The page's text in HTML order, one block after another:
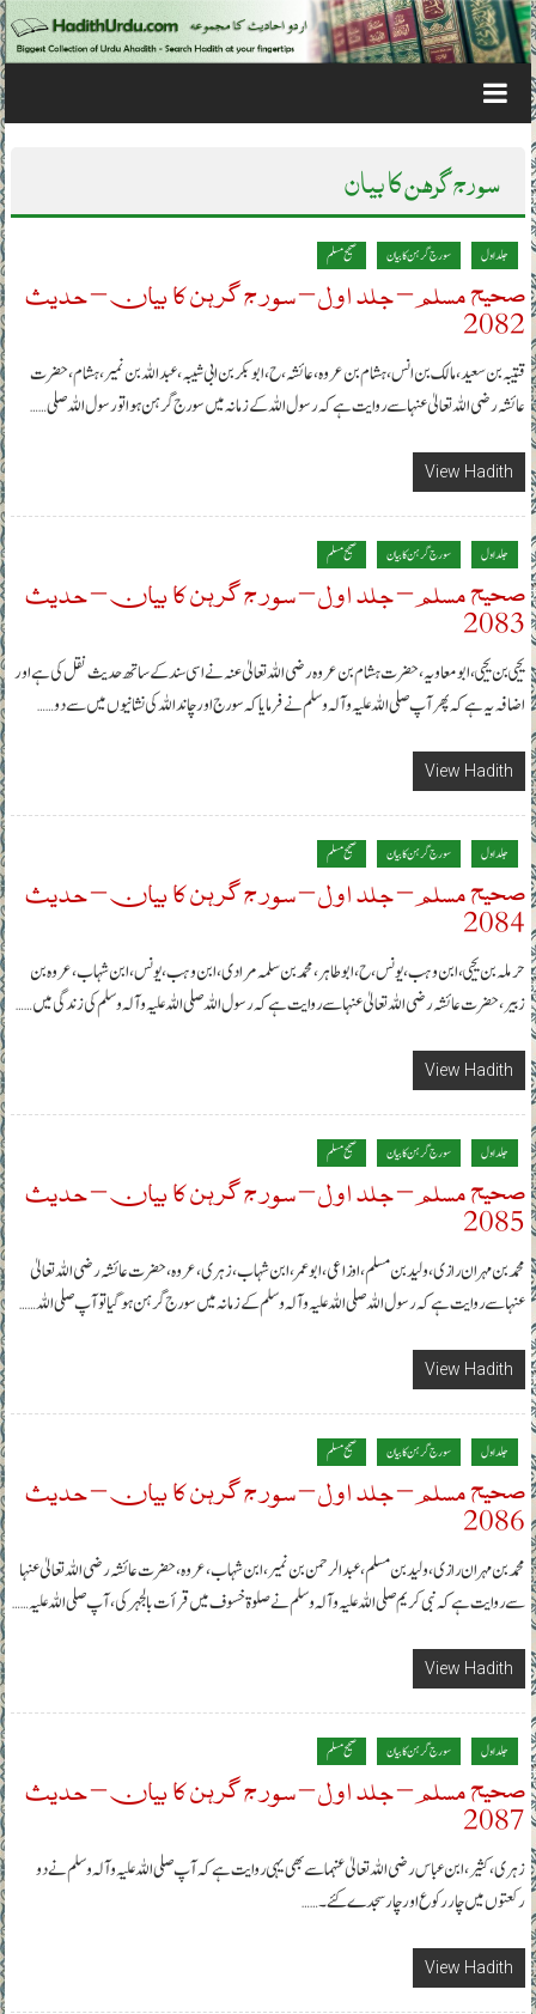
Skip to content
سورج گرہن کا بیان
جلد اول سورج گرہن کا بیان صحیح مسلم
صحیح مسلم – جلد اول – سورج گرہن کا بیان – حدیث
2082
قتیبہ بن سعید، مالک بن انس، ہشام بن عروہ، عائشہ، ح ، ابوبکر بن ابی شیبہ، عبداللہ بن نمیر، ہشام، حضرت
عائشہ رضی اللہ تعالیٰ عنہا سے روایت ہے کہ رسول اللہ کے زمانہ میں سورج گرہن ہوا تو رسول اللہ صلی……
View Hadith
جلد اول سورج گرہن کا بیان صحیح مسلم
صحیح مسلم – جلد اول – سورج گرہن کا بیان – حدیث
2083
یحیی بن یحیی، ابومعاویہ، حضرت ہشام بن عروہ رضی اللہ تعالیٰ عنہ نے اسی سند کے ساتھ حدیث نقل کی ہے اور
اضافہ یہ ہے کہ پھر آپ صلی اللہ علیہ وآلہ وسلم نے فرمایا کہ سورج اور چاند اللہ کی نشانیوں میں سے دو……
View Hadith
جلد اول سورج گرہن کا بیان صحیح مسلم
صحیح مسلم – جلد اول – سورج گرہن کا بیان – حدیث
2084
حرملہ بن یحیی، ابن وہب، یونس، ح ، ابوطاہر، محمد بن سلمہ مرادی، ابن وہب، یونس، ابن شہاب، عروہ بن
زبیر، حضرت عائشہ رضی اللہ تعالیٰ عنہا سے روایت ہے کہ رسول اللہ صلی اللہ علیہ وآلہ وسلم کی زندگی میں……
View Hadith
جلد اول سورج گرہن کا بیان صحیح مسلم
صحیح مسلم – جلد اول – سورج گرہن کا بیان – حدیث
2085
محمد بن مہران رازی، ولید بن مسلم، اوزاعی، ابوعمر، ابن شہاب، زہری، عروہ، حضرت عائشہ رضی اللہ تعالیٰ
عنہا سے روایت ہے کہ رسول اللہ صلی اللہ علیہ وآلہ وسلم کے زمانہ میں سورج گرہن ہوگیا تو آپ صلی اللہ……
View Hadith
جلد اول سورج گرہن کا بیان صحیح مسلم
صحیح مسلم – جلد اول – سورج گرہن کا بیان – حدیث
2086
محمد بن مہران رازی، ولید بن مسلم، عبدالرحمن بن نمیر، ابن شہاب، عروہ، حضرت عائشہ رضی اللہ تعالیٰ عنہا
سے روایت ہے کہ نبی کریم صلی اللہ علیہ وآلہ وسلم نے صلوة خسوف میں قرأت بالجہر کی، آپ صلی اللہ علیہ……
View Hadith
جلد اول سورج گرہن کا بیان صحیح مسلم
صحیح مسلم – جلد اول – سورج گرہن کا بیان – حدیث
2087
زہری، کثیر، ابن عباس رضی اللہ تعالیٰ عنہما سے بھی یہی روایت ہے کہ آپ صلی اللہ علیہ وآلہ وسلم نے دو
رکعتوں میں چار رکوع اور چار سجدے کئے۔……
View Hadith